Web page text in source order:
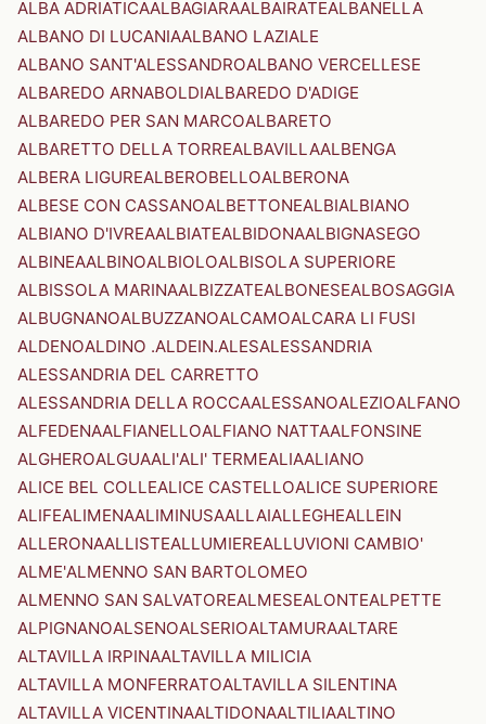
ALBA ADRIATICAALBAGIARAALBAIRATEALBANELLA
ALBANO DI LUCANIAALBANO LAZIALE
ALBANO SANT'ALESSANDROALBANO VERCELLESE
ALBAREDO ARNABOLDIALBAREDO D'ADIGE
ALBAREDO PER SAN MARCOALBARETO
ALBARETTO DELLA TORREALBAVILLAALBENGA
ALBERA LIGUREALBEROBELLOALBERONA
ALBESE CON CASSANOALBETTONEALBIALBIANO
ALBIANO D'IVREAALBIATEALBIDONAALBIGNASEGO
ALBINEAALBINOALBIOLOALBISOLA SUPERIORE
ALBISSOLA MARINAALBIZZATEALBONESEALBOSAGGIA
ALBUGNANOALBUZZANOALCAMOALCARA LI FUSI
ALDENOALDINO .ALDEIN.ALESALESSANDRIA
ALESSANDRIA DEL CARRETTO
ALESSANDRIA DELLA ROCCAALESSANOALEZIOALFANO
ALFEDENAALFIANELLOALFIANO NATTAALFONSINE
ALGHEROALGUAALI'ALI' TERMEALIAALIANO
ALICE BEL COLLEALICE CASTELLOALICE SUPERIORE
ALIFEALIMENAALIMINUSAALLAIALLEGHEALLEIN
ALLERONAALLISTEALLUMIEREALLUVIONI CAMBIO'
ALME'ALMENNO SAN BARTOLOMEO
ALMENNO SAN SALVATOREALMESEALONTEALPETTE
ALPIGNANOALSENOALSERIOALTAMURAALTARE
ALTAVILLA IRPINAALTAVILLA MILICIA
ALTAVILLA MONFERRATOALTAVILLA SILENTINA
ALTAVILLA VICENTINAALTIDONAALTILIAALTINO